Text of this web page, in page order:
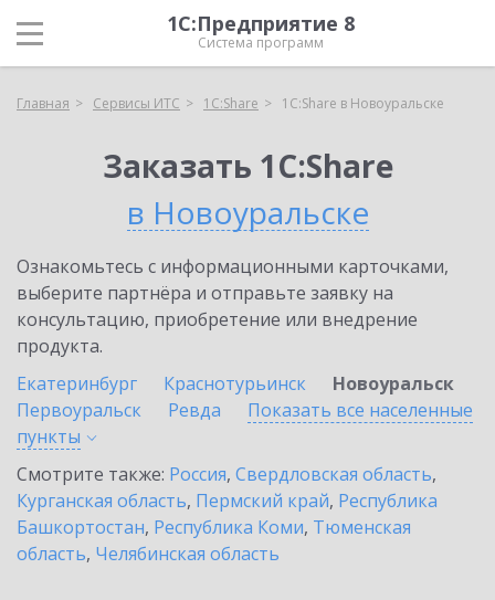
1С:Предприятие 8
Система программ
Главная Сервисы ИТС 1С:Share 1С:Share в Новоуральске
Заказать 1С:Share
в Новоуральске
Ознакомьтесь с информационными карточками,
выберите партнёра и отправьте заявку на
консультацию, приобретение или внедрение
продукта.
Екатеринбург
Краснотурьинск
Новоуральск
Первоуральск
Ревда
Показать все населенные
пункты
Смотрите также: Россия, Свердловская область,
Курганская область, Пермский край, Республика
Башкортостан, Республика Коми, Тюменская
область, Челябинская область